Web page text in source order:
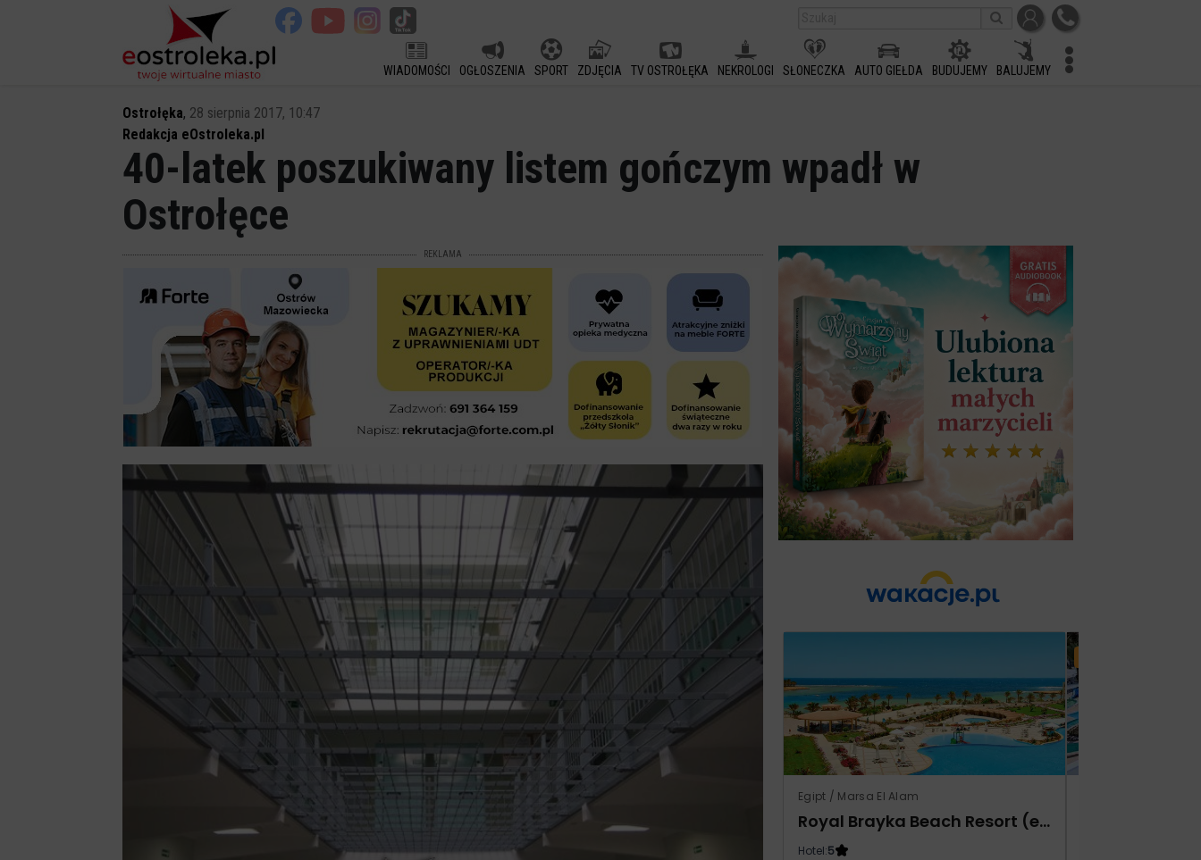
WIADOMOŚCI OGŁOSZENIA SPORT ZDJĘCIA TV OSTROŁĘKA NEKROLOGI SŁONECZKA AUTO GIEŁDA BUDUJEMY BALUJEMY
Ostrołęka, 28 sierpnia 2017, 10:47
Redakcja eOstroleka.pl
40-latek poszukiwany listem gończym wpadł w
Ostrołęce
REKLAMA
Egipt / Marsa El Alam
Royal Brayka Beach Resort (ex Zee Brayka)
Hotel:5